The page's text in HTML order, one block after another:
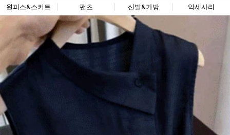
원피스&스커트 팬츠 신발&가방 악세사리